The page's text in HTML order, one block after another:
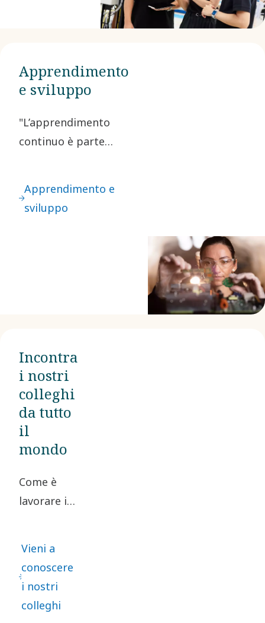
una Mission
e uno scopo
Apprendimento
e sviluppo
"L’apprendimento
continuo è parte
cultura promuove
attivamente la
Apprendimento e
sviluppo
Incontra
i nostri
colleghi
da tutto
il
mondo
Come è
lavorare in
nostra? Il
migliore
Vieni a
conoscere
i nostri
colleghi